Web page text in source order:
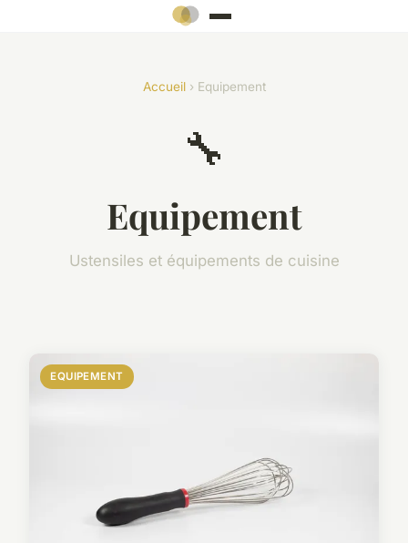
Accueil› Equipement
🔧
Equipement
Ustensiles et équipements de cuisine
EQUIPEMENT